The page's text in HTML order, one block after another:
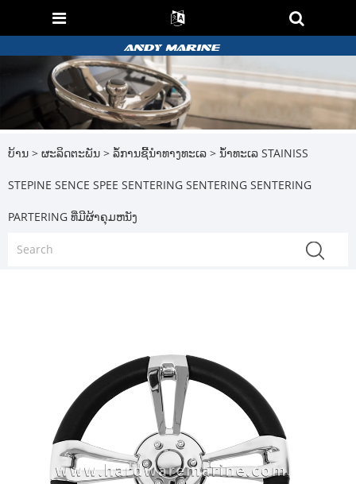
ບ້ານ > ຜະລິດຕະພັນ > ລໍ້ການຊີ້ນໍາທາງທະເລ > ນ້ໍາທະເລ STAINISS
STEPINE SENCE SPEE SENTERING SENTERING SENTERING
PARTERING ທີ່ມີຜ້າຄຸມຫນັງ